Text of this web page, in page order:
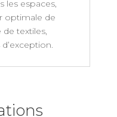
les espaces,
optimale de
de textiles,